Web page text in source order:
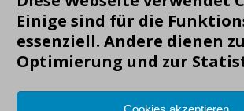
Einige sind für die
essenziell. Andere dienen
Optimierung und zur